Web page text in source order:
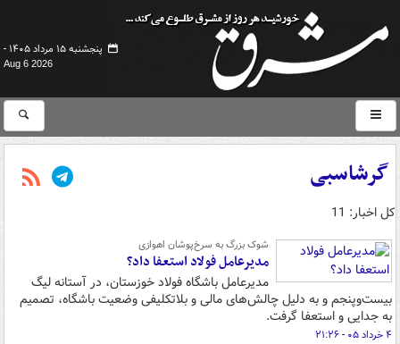
پنجشنبه ۱۵ مرداد ۱۴۰۵ -
Aug 6 2026
گرشاسبی
کل اخبار: 11
شوک بزرگ به سرخ‌پوشان اهوازی
مدیرعامل فولاد استعفا داد؟
مدیرعامل باشگاه فولاد خوزستان، در آستانه لیگ
بیست‌وپنجم و به دلیل چالش‌های مالی و بلاتکلیفی وضعیت باشگاه، تصمیم
به جدایی و استعفا گرفت.
۴ خرداد ۰۵ - ۲۱:۲۶